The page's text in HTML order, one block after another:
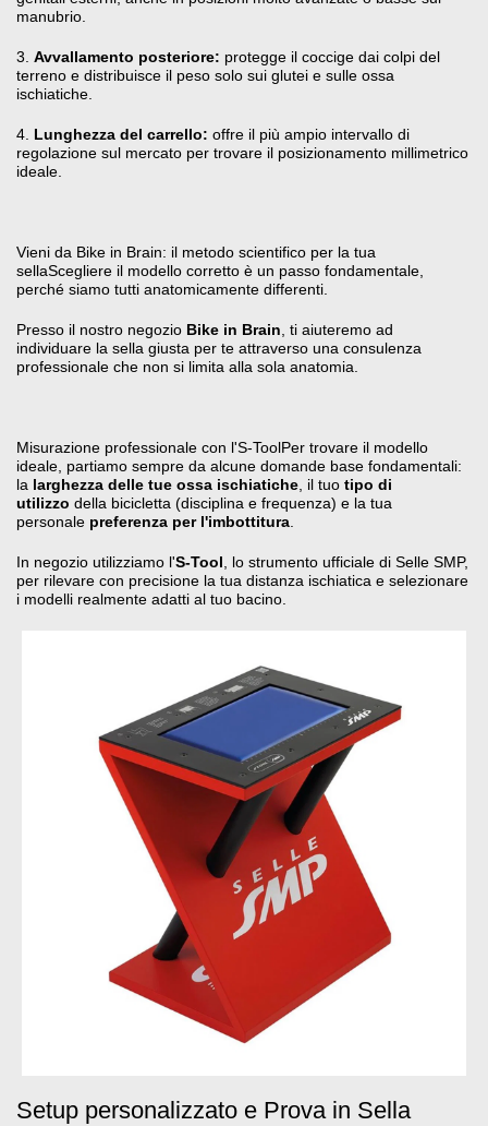
manubrio.
3. Avvallamento posteriore: protegge il coccige dai colpi del
terreno e distribuisce il peso solo sui glutei e sulle ossa
ischiatiche.
4. Lunghezza del carrello: offre il più ampio intervallo di
regolazione sul mercato per trovare il posizionamento millimetrico
ideale.
Vieni da Bike in Brain: il metodo scientifico per la tua
sellaScegliere il modello corretto è un passo fondamentale,
perché siamo tutti anatomicamente differenti.
Presso il nostro negozio Bike in Brain, ti aiuteremo ad
individuare la sella giusta per te attraverso una consulenza
professionale che non si limita alla sola anatomia.
Misurazione professionale con l'S-ToolPer trovare il modello
ideale, partiamo sempre da alcune domande base fondamentali:
la larghezza delle tue ossa ischiatiche, il tuo tipo di
utilizzo della bicicletta (disciplina e frequenza) e la tua
personale preferenza per l'imbottitura.
In negozio utilizziamo l'S-Tool, lo strumento ufficiale di Selle SMP,
per rilevare con precisione la tua distanza ischiatica e selezionare
i modelli realmente adatti al tuo bacino.
Setup personalizzato e Prova in Sella